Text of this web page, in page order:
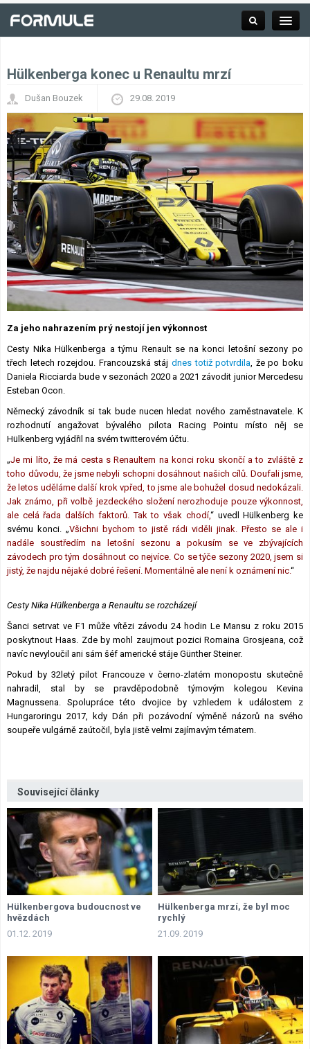
Závodní série
Kalendář F1
Výsledky F1
Týmy a jezdci F1
Hülkenberga konec u Renaultu mrzí
Dušan Bouzek 29.08. 2019
Za jeho nahrazením prý nestojí jen výkonnost
Cesty Nika Hülkenberga a týmu Renault se na konci letošní sezony po
třech letech rozejdou. Francouzská stáj dnes totiž potvrdila, že po boku
Daniela Ricciarda bude v sezonách 2020 a 2021 závodit junior Mercedesu
Esteban Ocon.
Německý závodník si tak bude nucen hledat nového zaměstnavatele. K
rozhodnutí angažovat bývalého pilota Racing Pointu místo něj se
Hülkenberg vyjádřil na svém twitterovém účtu.
„Je mi líto, že má cesta s Renaultem na konci roku skončí a to zvláště z
toho důvodu, že jsme nebyli schopni dosáhnout našich cílů. Doufali jsme,
že letos uděláme další krok vpřed, to jsme ale bohužel dosud nedokázali.
Jak známo, při volbě jezdeckého složení nerozhoduje pouze výkonnost,
ale celá řada dalších faktorů. Tak to však chodí,“ uvedl Hülkenberg ke
svému konci. „Všichni bychom to jistě rádi viděli jinak. Přesto se ale i
nadále soustředím na letošní sezonu a pokusím se ve zbývajících
závodech pro tým dosáhnout co nejvíce. Co se týče sezony 2020, jsem si
jistý, že najdu nějaké dobré řešení. Momentálně ale není k oznámení nic.“
Cesty Nika Hülkenberga a Renaultu se rozcházejí
Šanci setrvat ve F1 může vítězi závodu 24 hodin Le Mansu z roku 2015
poskytnout Haas. Zde by mohl zaujmout pozici Romaina Grosjeana, což
navíc nevyloučil ani sám šéf americké stáje Günther Steiner.
Pokud by 32letý pilot Francouze v černo-zlatém monopostu skutečně
nahradil, stal by se pravděpodobně týmovým kolegou Kevina
Magnussena. Spolupráce této dvojice by vzhledem k událostem z
Hungaroringu 2017, kdy Dán při pozávodní výměně názorů na svého
soupeře vulgárně zaútočil, byla jistě velmi zajímavým tématem.
Související články
Hülkenbergova budoucnost ve
hvězdách
01.12. 2019
Hülkenberga mrzí, že byl moc
rychlý
21.09. 2019